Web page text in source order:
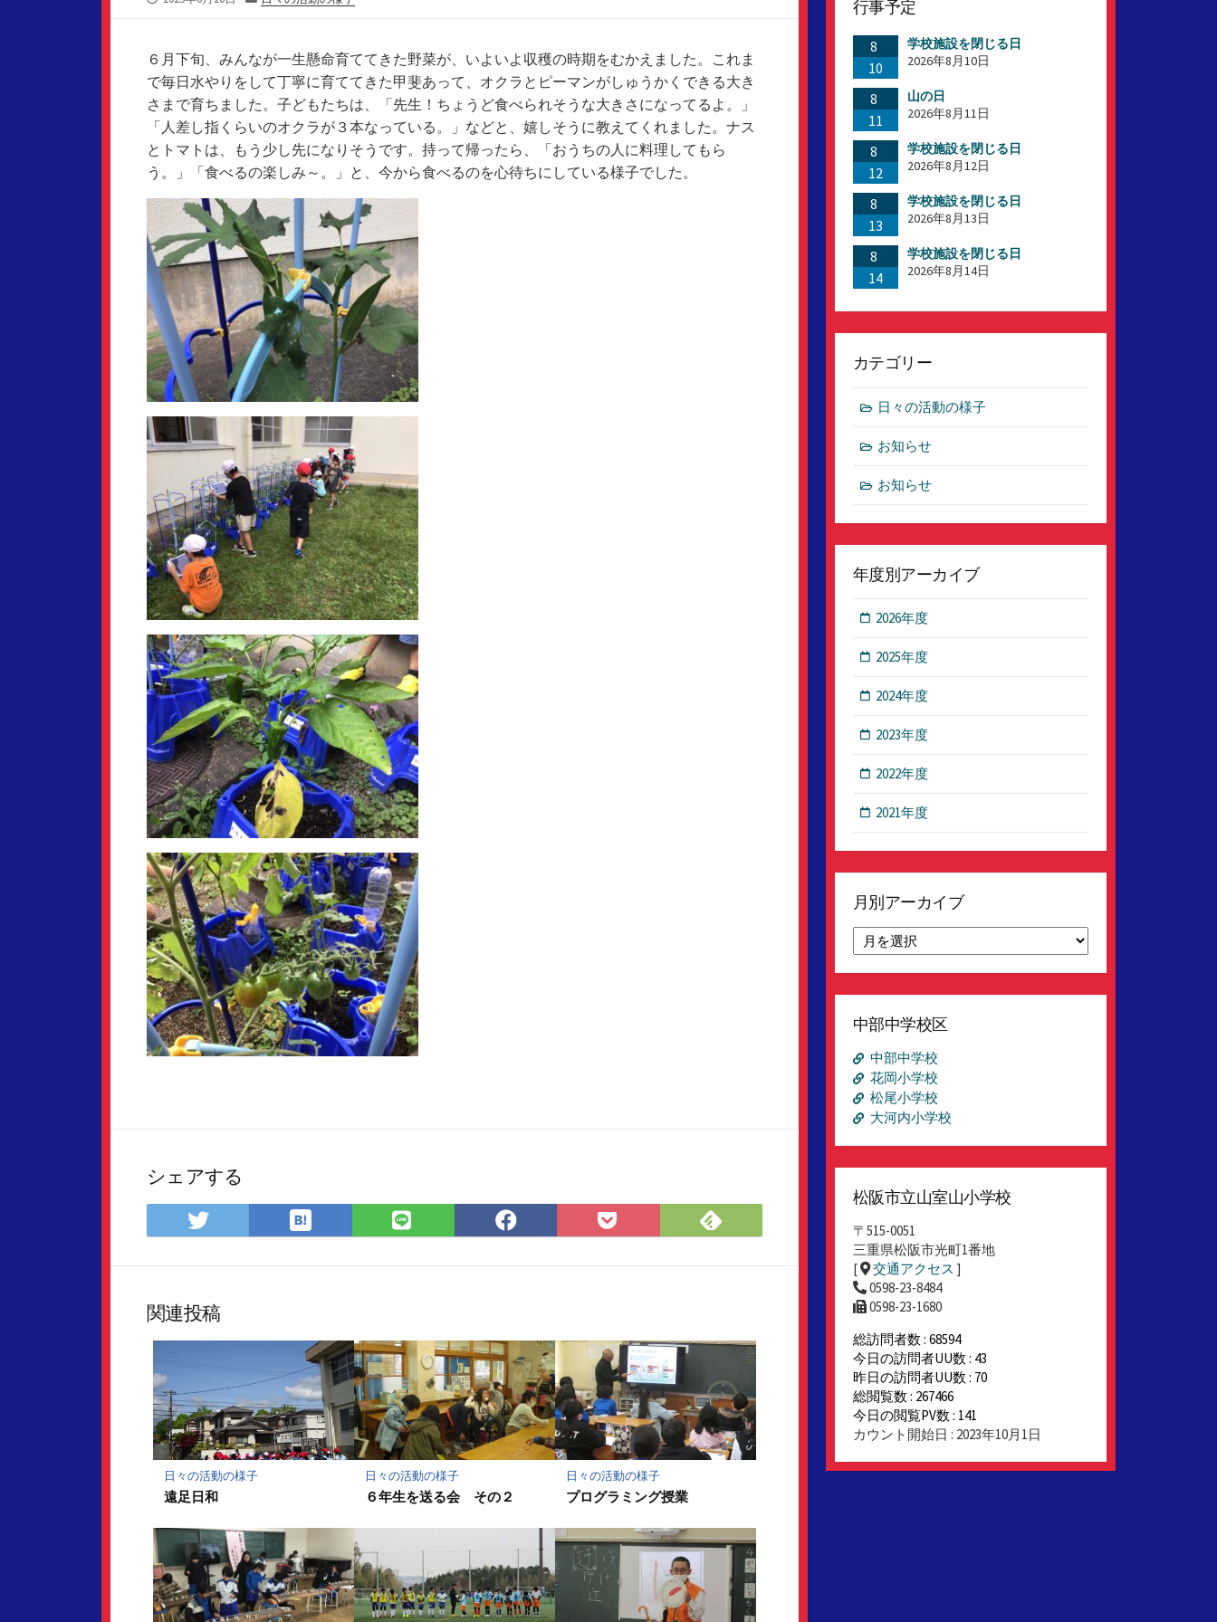
リ
ー
６月下旬、みんなが一生懸命育ててきた野菜が、いよいよ収穫の時期をむかえました。これま
で毎日水やりをして丁寧に育ててきた甲斐あって、オクラとピーマンがしゅうかくできる大き
さまで育ちました。子どもたちは、「先生！ちょうど食べられそうな大きさになってるよ。」
「人差し指くらいのオクラが３本なっている。」などと、嬉しそうに教えてくれました。ナス
とトマトは、もう少し先になりそうです。持って帰ったら、「おうちの人に料理してもら
う。」「食べるの楽しみ～。」と、今から食べるのを心待ちにしている様子でした。
シェアする
Twitter
で
ア
は
て
マ
ー
ク
に
保
存
LINE
で
Facebook
で
Pocket
に
Feedly
で
関連投稿
日々の活動の様子
遠足日和
日々の活動の様子
６年生を送る会 その２
日々の活動の様子
プログラミング授業
行事予定
8
10
学校施設を閉じる日
2026年8月10日
8
11
山の日
2026年8月11日
8
12
学校施設を閉じる日
2026年8月12日
8
13
学校施設を閉じる日
2026年8月13日
8
14
学校施設を閉じる日
2026年8月14日
カテゴリー
日々の活動の様子
お知らせ
お知らせ
年度別アーカイブ
2026年度
2025年度
2024年度
2023年度
2022年度
2021年度
月別アーカイブ
別
ア
ー
イ
ブ
中部中学校区
中部中学校
花岡小学校
松尾小学校
大河内小学校
松阪市立山室山小学校
〒515-0051
三重県松阪市光町1番地
[
交通アクセス ]
0598-23-8484
0598-23-1680
総訪問者数 : 68594
今日の訪問者UU数 : 43
昨日の訪問者UU数 : 70
総閲覧数 : 267466
今日の閲覧PV数 : 141
カウント開始日 : 2023年10月1日